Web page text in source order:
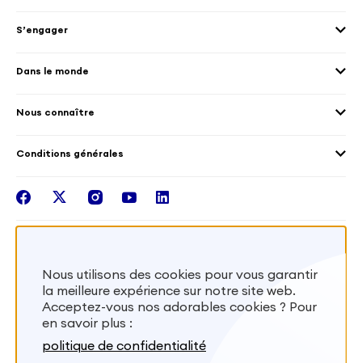
Mobilités croisées
Santé
Accueillir des volontaires
S’engager
Les différents dispositifs de volontariat
Dans le monde
Nous connaître
Les missions de France Volontaires
Intégrer nos équipes
Conditions générales
facebook
twitterinstagram
youtubelinkedin
S'inscrire
Besoin d’aide? Visitez notre foire aux
Nous utilisons des cookies pour vous garantir
la meilleure expérience sur notre site web.
Acceptez-vous nos adorables cookies ? Pour
en savoir plus :
politique de confidentialité